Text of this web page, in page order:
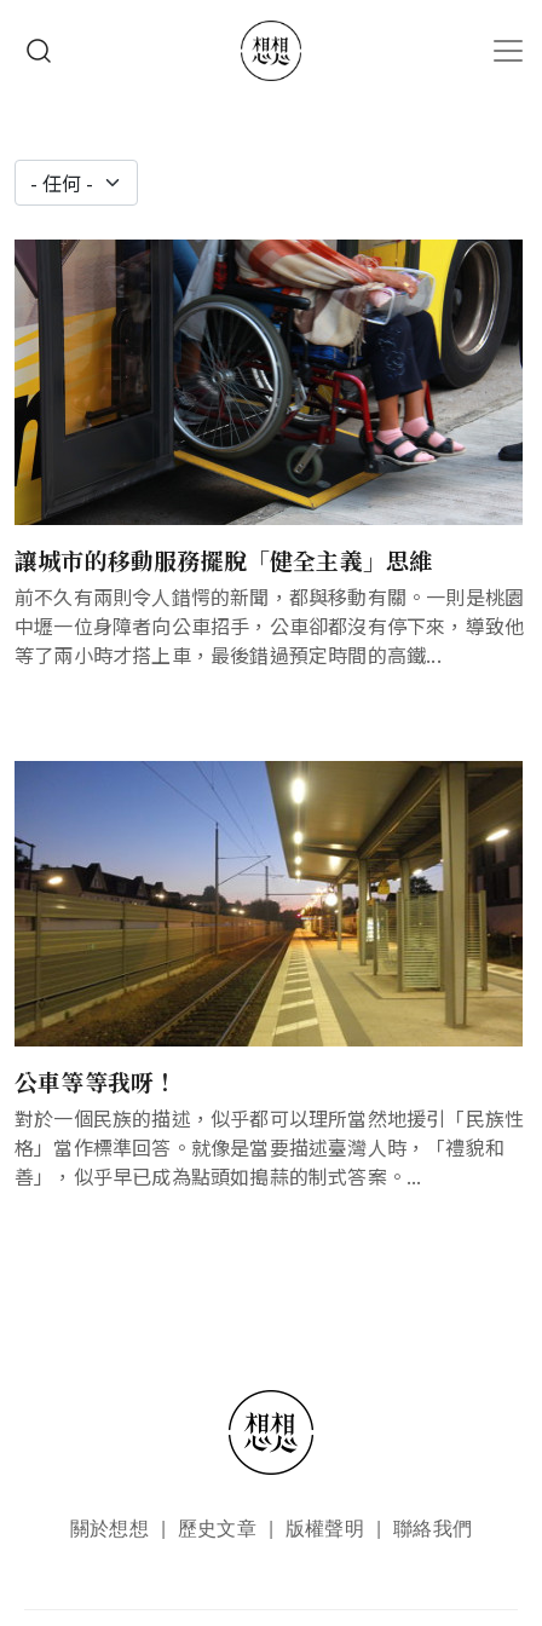
讓城市的移動服務擺脫「健全主義」思維
前不久有兩則令人錯愕的新聞，都與移動有關。一則是桃園
中壢一位身障者向公車招手，公車卻都沒有停下來，導致他
等了兩小時才搭上車，最後錯過預定時間的高鐵...
公車等等我呀！
對於一個民族的描述，似乎都可以理所當然地援引「民族性
格」當作標準回答。就像是當要描述臺灣人時，「禮貌和
善」，似乎早已成為點頭如搗蒜的制式答案。...
頁尾選單關於想想 歷史文章 版權聲明 聯絡我們